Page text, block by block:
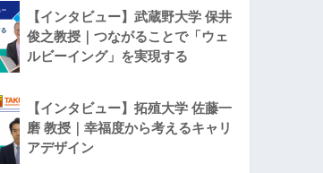
【インタビュー】武蔵野大学 保井
俊之教授｜つながることで「ウェ
ルビーイング」を実現する
【インタビュー】拓殖大学 佐藤一
磨 教授｜幸福度から考えるキャリ
アデザイン